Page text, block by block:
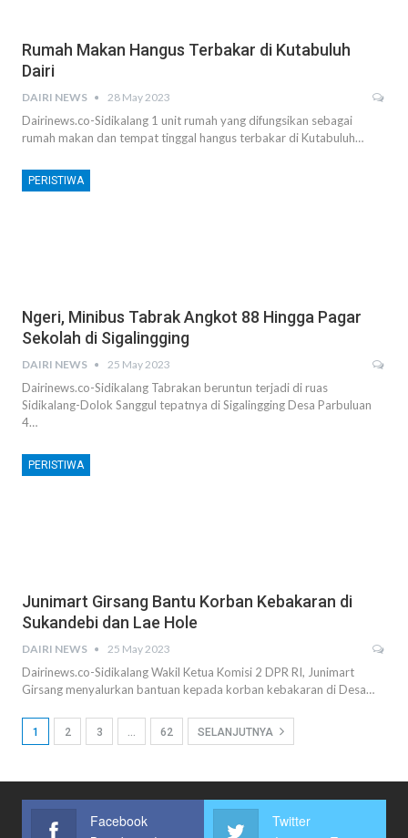
Rumah Makan Hangus Terbakar di Kutabuluh
Dairi
DAIRI NEWS 28 May 2023
Dairinews.co-Sidikalang 1 unit rumah yang difungsikan sebagai
rumah makan dan tempat tinggal hangus terbakar di Kutabuluh…
PERISTIWA
Ngeri, Minibus Tabrak Angkot 88 Hingga Pagar
Sekolah di Sigalingging
DAIRI NEWS 25 May 2023
Dairinews.co-Sidikalang Tabrakan beruntun terjadi di ruas
Sidikalang-Dolok Sanggul tepatnya di Sigalingging Desa Parbuluan
4…
PERISTIWA
Junimart Girsang Bantu Korban Kebakaran di
Sukandebi dan Lae Hole
DAIRI NEWS 25 May 2023
Dairinews.co-Sidikalang Wakil Ketua Komisi 2 DPR RI, Junimart
Girsang menyalurkan bantuan kepada korban kebakaran di Desa…
1 2 3 … 62 SELANJUTNYA
Facebook Twitter